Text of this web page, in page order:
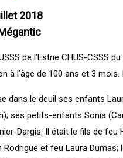
2018
de l’Estrie CHUS-CSSS
à l’âge de 100 ans et 3
dans le deuil ses enfants
ses petits-enfants Sonia
Dargis. Il était le fils de feu
Rodrigue et feu Laura